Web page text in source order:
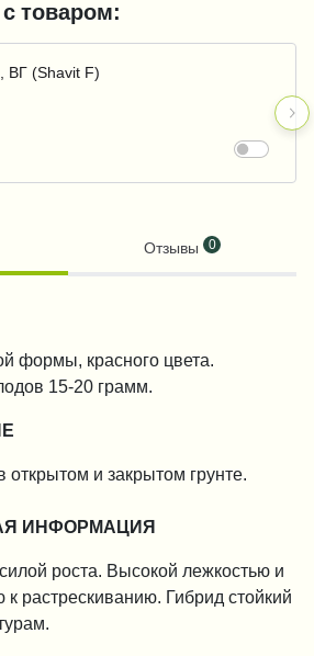
с товаром:
ВГ (Shavit F)
Отзывы 0
формы, красного цвета.
15-20 грамм.
и закрытом грунте.
ИНФОРМАЦИЯ
роста. Высокой лежкостью и
к растрескиванию. Гибрид стойкий